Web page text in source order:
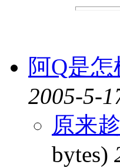
阿Q是
2005-5-
原来
bytes)